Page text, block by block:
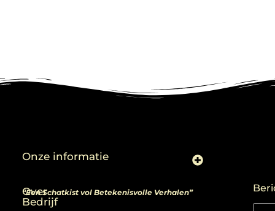
Over
Bedrijf
“Een Schatkist vol Betekenisvolle Verhalen”
Onze informatie